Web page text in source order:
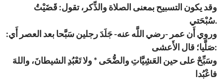
وقد يكون التسبيح بمعنى الصلاة والذِّكر، تقول: قَضَيْتُ
سُبْحَتي.
وروي أَن عمر -رضي اللَّه عنه- جَلَدَ رجلين سَبَّحا بعد العصر أَي:
صَلَّيا؛ قال الأَعشى:
وسَبِّحْ على حين العَشِيَّاتِ والضُّحَى * ولا تَعْبُدِ الشيطانَ، واللهَ
فاعْبُدا